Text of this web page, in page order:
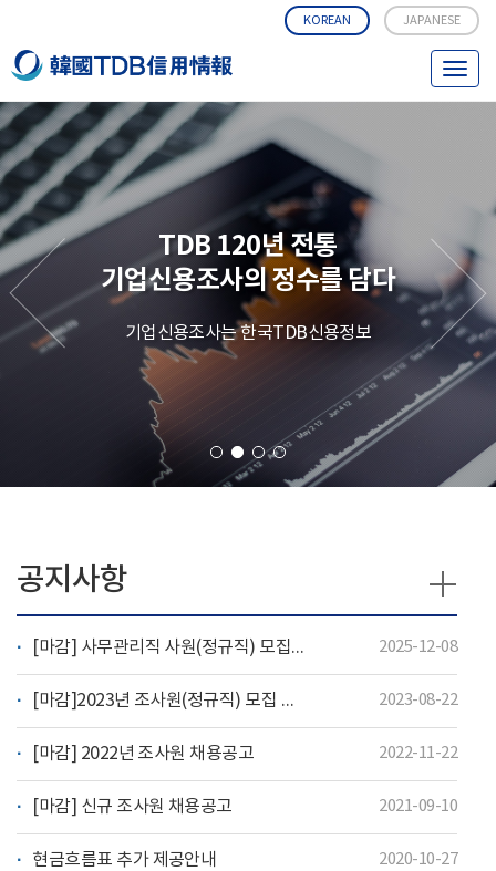
KOREAN JAPANESE
T
a
v
i
g
a
t
i
TDB 120년 전통
기업신용조사의 정수를 담다
기업신용조사는 한국TDB신용정보
공지사항
[마감] 사무관리직 사원(정규직) 모집 공고 2025-12-08
[마감]2023년 조사원(정규직) 모집 공고 2023-08-22
[마감] 2022년 조사원 채용공고 2022-11-22
[마감] 신규 조사원 채용공고 2021-09-10
현금흐름표 추가 제공안내 2020-10-27